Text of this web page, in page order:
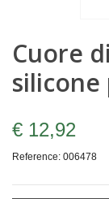
Cuore
silicone
€ 12,92
Reference: 006478